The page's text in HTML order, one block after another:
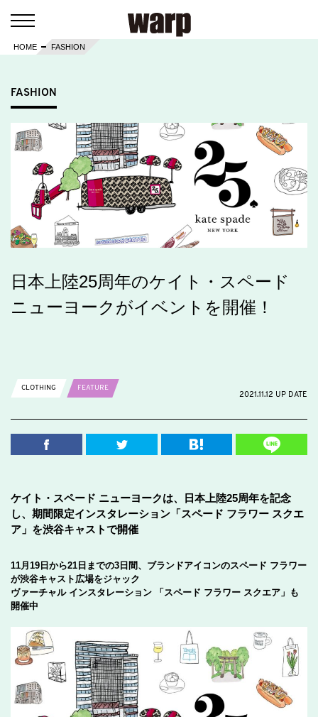
HOME FASHION
FASHION
日本上陸25周年のケイト・スペード
ニューヨークがイベントを開催！
CLOTHING
FEATURE
2021.11.12 UP DATE
ケイト・スペード ニューヨークは、日本上陸25周年を記念
し、期間限定インスタレーション「スペード フラワー スクエ
ア」を渋谷キャストで開催
11月19日から21日までの3日間、ブランドアイコンのスペード フラワー
が渋谷キャスト広場をジャック
ヴァーチャル インスタレーション 「スペード フラワー スクエア」も
開催中